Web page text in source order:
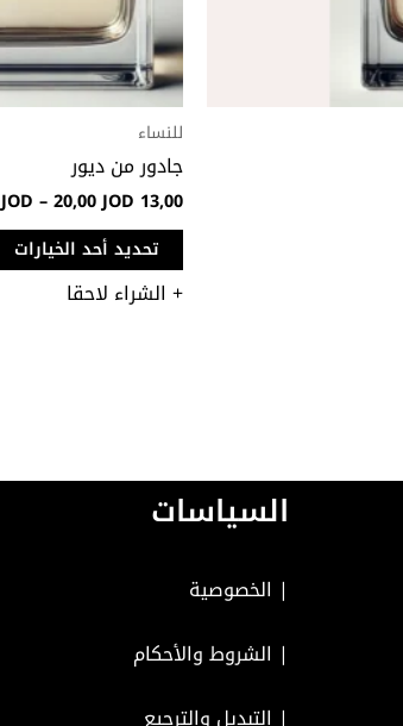
للنساء
جادور من ديور
13,00
JOD –20,00JOD
تحديد أحد الخيارات
+ الشراء لاحقا
السياسات
| الخصوصية
| الشروط والأحكام
| التبديل والترجيع